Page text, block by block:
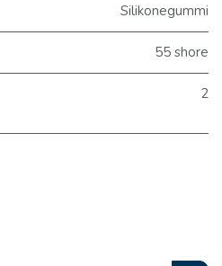
Silikonegummi
55 shore
2